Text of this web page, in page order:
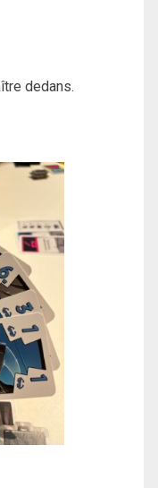
dedans.